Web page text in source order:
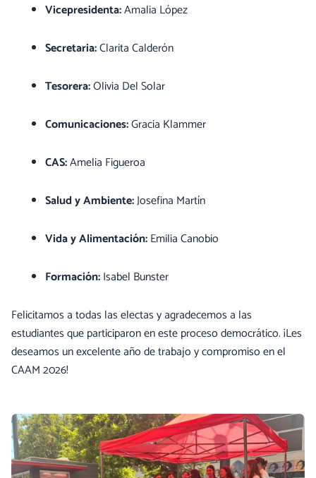
Vicepresidenta:Amalia López
Secretaria:Clarita Calderón
Tesorera:Olivia Del Solar
Comunicaciones:Gracia Klammer
CAS:Amelia Figueroa
Salud y Ambiente:Josefina Martín
Vida y Alimentación:Emilia Canobio
Formación:Isabel Bunster
Felicitamos a todas las electas y agradecemos a las
estudiantes que participaron en este proceso democrático. ¡Les
deseamos un excelente año de trabajo y compromiso en el
CAAM 2026!